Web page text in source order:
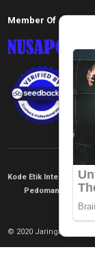
Member Of
Kode Etik Internal
Pedoman Media
© 2020 Jaringan